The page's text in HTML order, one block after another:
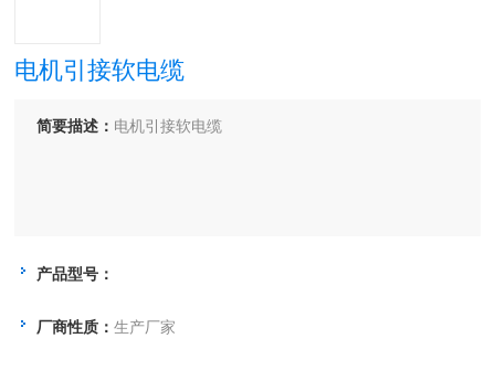
电机引接软电缆
简要描述： 电机引接软电缆
产品型号：
厂商性质：生产厂家